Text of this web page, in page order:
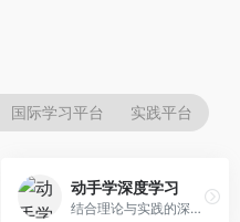
国际学习平台 实践平台
动手学深度学习
结合理论与实践的深度学习教材，专注于代码驱动学习。面向学生和开发者，提供深度学习理论、代码实现、练习题等资源，学习体验好。